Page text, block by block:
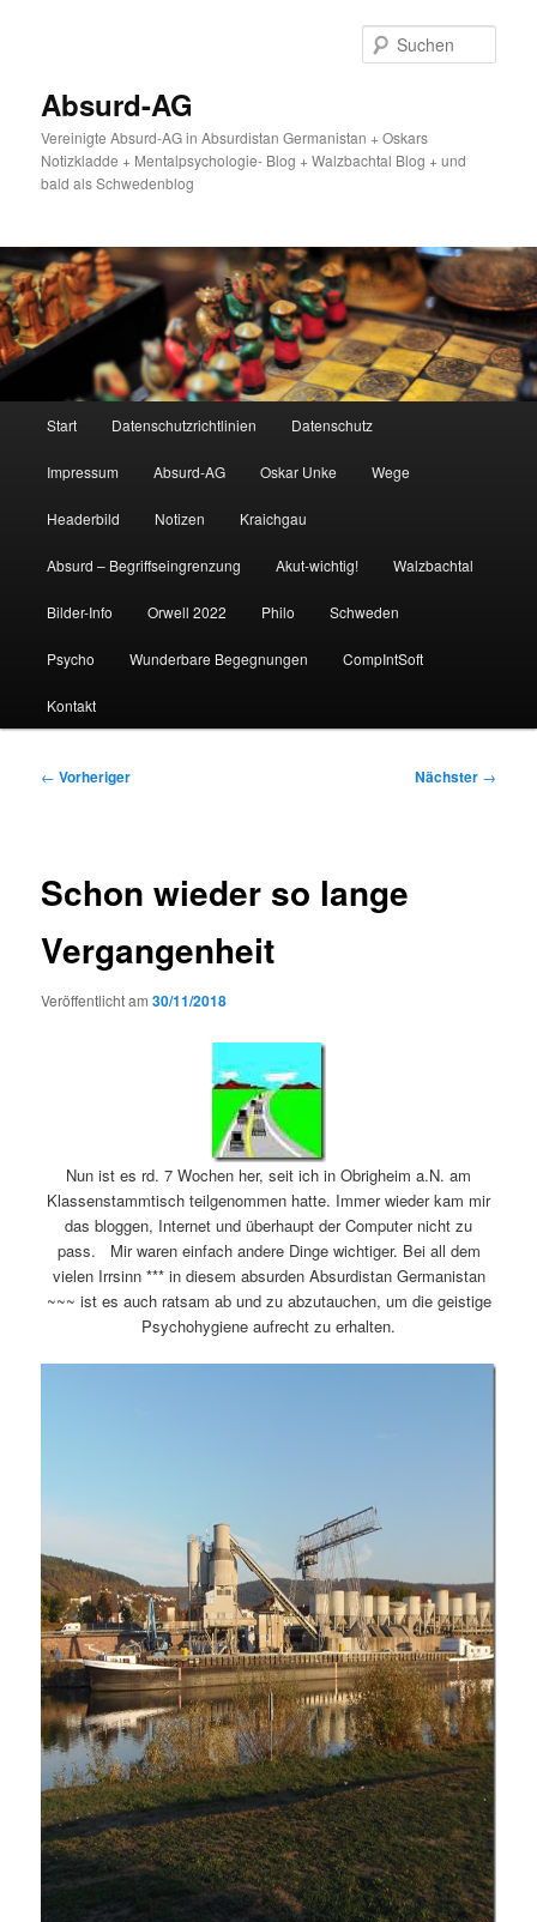
Absurd-AG
Vereinigte Absurd-AG in Absurdistan Germanistan + Oskars
Notizkladde + Mentalpsychologie- Blog + Walzbachtal Blog + und
bald als Schwedenblog
Start Datenschutzrichtlinien Datenschutz
Impressum Absurd-AG Oskar Unke Wege
Headerbild Notizen Kraichgau
Absurd – Begriffseingrenzung Akut-wichtig! Walzbachtal
Bilder-Info Orwell 2022 Philo Schweden
Psycho Wunderbare Begegnungen CompIntSoft
Kontakt
Beitragsnavigation
← Vorheriger Nächster →
Schon wieder so lange
Vergangenheit
Veröffentlicht am30/11/2018
Nun ist es rd. 7 Wochen her, seit ich in Obrigheim a.N. am
Klassenstammtisch teilgenommen hatte. Immer wieder kam mir
das bloggen, Internet und überhaupt der Computer nicht zu
pass. Mir waren einfach andere Dinge wichtiger. Bei all dem
vielen Irrsinn *** in diesem absurden Absurdistan Germanistan
~~~ ist es auch ratsam ab und zu abzutauchen, um die geistige
Psychohygiene aufrecht zu erhalten.